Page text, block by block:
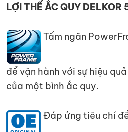
LỢI THẾ ẮC QUY DELKOR
Tấm ngăn
để vận hành với sự hiệu
của một bình ắc quy.
Đáp ứng tiêu chí